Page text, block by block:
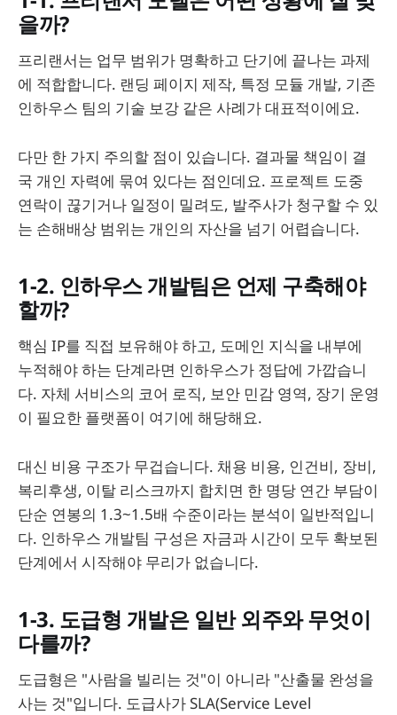
을까?
프리랜서는 업무 범위가 명확하고 단기에 끝나는 과제
에 적합합니다. 랜딩 페이지 제작, 특정 모듈 개발, 기존
인하우스 팀의 기술 보강 같은 사례가 대표적이에요.
다만 한 가지 주의할 점이 있습니다. 결과물 책임이 결
국 개인 자력에 묶여 있다는 점인데요. 프로젝트 도중
연락이 끊기거나 일정이 밀려도, 발주사가 청구할 수 있
는 손해배상 범위는 개인의 자산을 넘기 어렵습니다.
1-2. 인하우스 개발팀은 언제 구축해야
할까?
핵심 IP를 직접 보유해야 하고, 도메인 지식을 내부에
누적해야 하는 단계라면 인하우스가 정답에 가깝습니
다. 자체 서비스의 코어 로직, 보안 민감 영역, 장기 운영
이 필요한 플랫폼이 여기에 해당해요.
대신 비용 구조가 무겁습니다. 채용 비용, 인건비, 장비,
복리후생, 이탈 리스크까지 합치면 한 명당 연간 부담이
단순 연봉의 1.3~1.5배 수준이라는 분석이 일반적입니
다. 인하우스 개발팀 구성은 자금과 시간이 모두 확보된
단계에서 시작해야 무리가 없습니다.
1-3. 도급형 개발은 일반 외주와 무엇이
다를까?
도급형은 "사람을 빌리는 것"이 아니라 "산출물 완성을
사는 것"입니다. 도급사가 SLA(Service Level